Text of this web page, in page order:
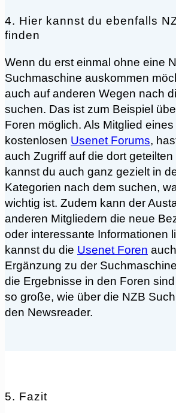
4. Hier kannst du ebenfalls
finden
Wenn du erst einmal ohne eine NZB
Suchmaschine auskommen
auch auf anderen Wegen nach
suchen. Das ist zum Beispiel
Foren möglich. Als Mitglied
kostenlosen Usenet Forums,
auch Zugriff auf die dort
kannst du auch ganz gezielt in
Kategorien nach dem suchen,
wichtig ist. Zudem kann der
anderen Mitgliedern die neue
oder interessante Informationen
kannst du die Usenet Foren
Ergänzung zu der
die Ergebnisse in den Foren
so große, wie über die NZB
den Newsreader.
5. Fazit